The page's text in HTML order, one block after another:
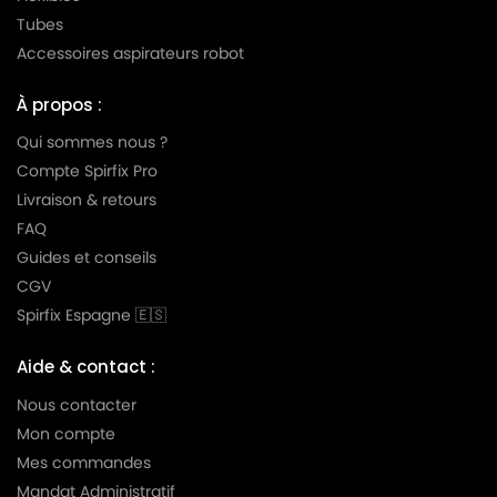
MIELE AMBIENTE
MIELE
MIELE ANIVERSARIO
MIELE
MIELE ANNIVERSARY
MIELE
MIELE ANNIVERSARY 100
MIELE
MIELE
MIELE ANNIVERSARY S104
Tubes
Accessoires aspirateurs robot
À propos :
Qui sommes nous ?
Compte Spirfix Pro
Livraison & retours
FAQ
Guides et conseils
CGV
Spirfix Espagne 🇪🇸
Aide & contact :
Nous contacter
Mon compte
Mes commandes
Mandat Administratif